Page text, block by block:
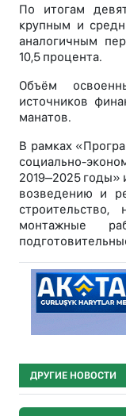
По итогам
крупным и
аналогичным
10,5 процента.
Объём
источников
манатов.
В рамках
социально-
2019–2025 годы»
возведению и
монтажные
ДРУГИЕ НОВОСТИ